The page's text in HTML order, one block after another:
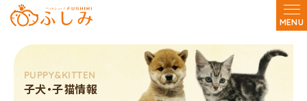
MENU
子犬・子猫情報